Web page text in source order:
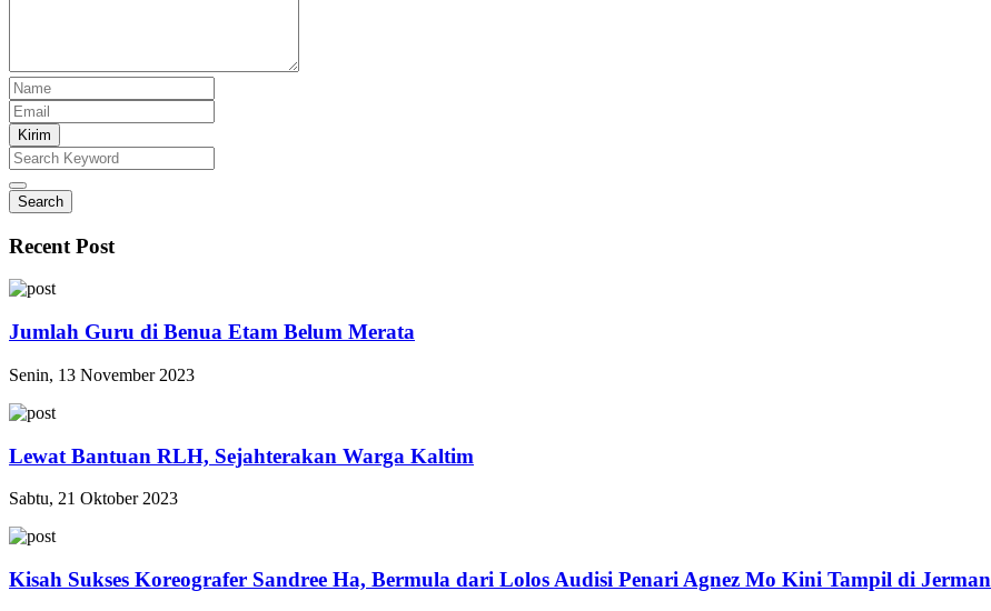
Kirim
Search
Recent Post
Jumlah Guru di Benua Etam Belum Merata
Senin, 13 November 2023
Lewat Bantuan RLH, Sejahterakan Warga Kaltim
Sabtu, 21 Oktober 2023
Kisah Sukses Koreografer Sandree Ha, Bermula dari Lolos Audisi Penari Agnez Mo Kini Tampil di Jerman